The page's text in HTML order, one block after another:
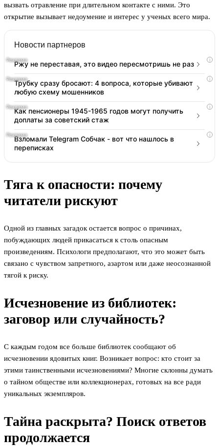
вызвать отравление при длительном контакте с ними. Это
открытие вызывает недоумение и интерес у ученых всего мира.
Новости партнеров
i
Ржу не переставая, это видео пересмотришь не раз
i
Трубку сразу бросают: 4 вопроса, которые убивают
любую схему мошенников
i
Как пенсионеры 1945-1965 годов могут получить
доплаты за советский стаж
i
Взломали Telegram Собчак - вот что нашлось в
переписках
Тяга к опасности: почему
читатели рискуют
Одной из главных загадок остается вопрос о причинах,
побуждающих людей прикасаться к столь опасным
произведениям. Психологи предполагают, что это может быть
связано с чувством запретного, азартом или даже неосознанной
тягой к риску.
Исчезновение из библиотек:
заговор или случайность?
С каждым годом все больше библиотек сообщают об
исчезновении ядовитых книг. Возникает вопрос: кто стоит за
этими таинственными исчезновениями? Многие склонны думать
о тайном обществе или коллекционерах, готовых на все ради
уникальных экземпляров.
Тайна раскрыта? Поиск ответов
продолжается